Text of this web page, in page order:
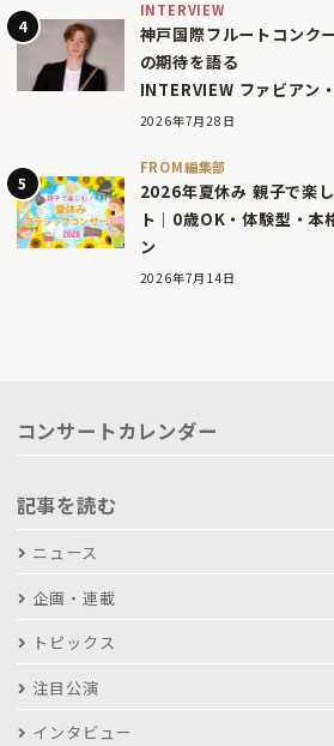
INTERVIEW
神戸国際フルートコンク
の期待を語る
INTERVIEW ファビアン
2026年7月28日
FROM編集部
2026年夏休み 親子で楽
ト｜0歳OK・体験型・本
ン
2026年7月14日
コンサートカレンダー
記事を読む
ニュース
企画・連載
トピックス
注目公演
インタビュー